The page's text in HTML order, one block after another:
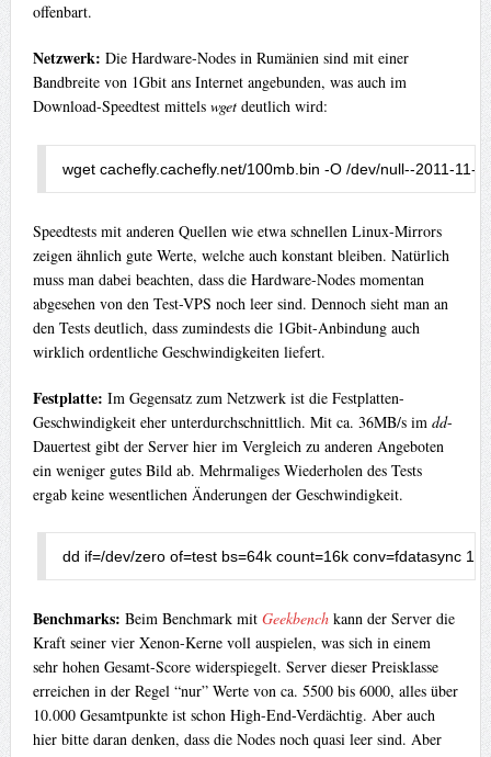
offenbart.
Netzwerk: Die Hardware-Nodes in Rumänien sind mit einer
Bandbreite von 1Gbit ans Internet angebunden, was auch im
Download-Speedtest mittels wgetdeutlich wird:
wget cachefly.cachefly. net/100mb bin -O /dev/null--2011-11-
Speedtests mit anderen Quellen wie etwa schnellen Linux-Mirrors
zeigen ähnlich gute Werte, welche auch konstant bleiben. Natürlich
muss man dabei beachten, dass die Hardware-Nodes momentan
abgesehen von den Test-VPS noch leer sind. Dennoch sieht man an
den Tests deutlich, dass zumindests die 1Gbit-Anbindung auch
wirklich ordentliche Geschwindigkeiten liefert.
Festplatte: Im Gegensatz zum Netzwerk ist die Festplatten-
Geschwindigkeit eher unterdurchschnittlich. Mit ca. 36MB/s im dd-
Dauertest gibt der Server hier im Vergleich zu anderen Angeboten
ein weniger gutes Bild ab. Mehrmaliges Wiederholen des Tests
ergab keine wesentlichen Änderungen der Geschwindigkeit.
dd if=/dev/zero of=test bs=64k count=16k conv=fdatasync
Benchmarks: Beim Benchmark mit Geekbenchkann der Server die
Kraft seiner vier Xenon-Kerne voll auspielen, was sich in einem
sehr hohen Gesamt-Score widerspiegelt. Server dieser Preisklasse
erreichen in der Regel “nur” Werte von ca. 5500 bis 6000, alles über
10.000 Gesamtpunkte ist schon High-End-Verdächtig. Aber auch
hier bitte daran denken, dass die Nodes noch quasi leer sind. Aber